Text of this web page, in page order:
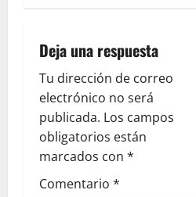
a
c
i
ó
n
Deja una respuesta
Tu dirección de correo
electrónico no será
publicada. Los campos
obligatorios están
marcados con *
Comentario *